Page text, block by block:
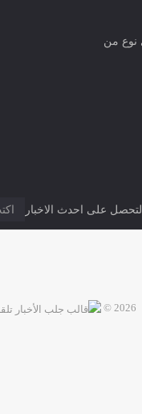
نوع من
على احدث الاخبار
2026 ©